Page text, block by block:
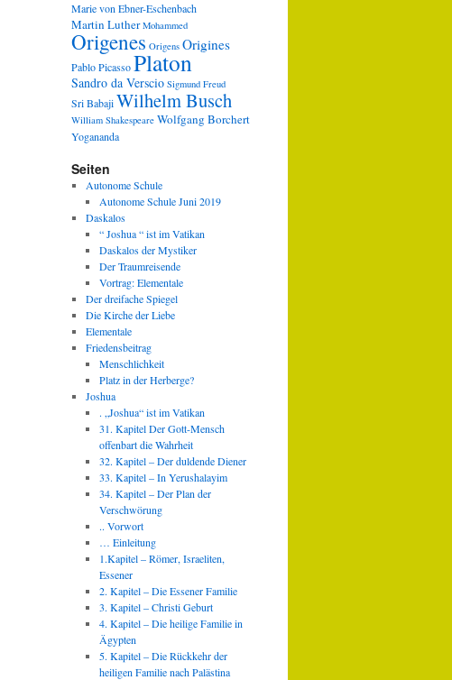
Marie von Ebner-Eschenbach
Martin Luther Mohammed
Origenes Origens Origines
Pablo PicassoPlaton
Sandro da Verscio Sigmund Freud
Sri BabajiWilhelm Busch
William Shakespeare Wolfgang Borchert
Yogananda
Seiten
Autonome Schule
Autonome Schule Juni 2019
Daskalos
“ Joshua “ ist im Vatikan
Daskalos der Mystiker
Der Traumreisende
Vortrag: Elementale
Der dreifache Spiegel
Die Kirche der Liebe
Elementale
Friedensbeitrag
Menschlichkeit
Platz in der Herberge?
Joshua
. „Joshua“ ist im Vatikan
31. Kapitel Der Gott-Mensch
offenbart die Wahrheit
32. Kapitel – Der duldende Diener
33. Kapitel – In Yerushalayim
34. Kapitel – Der Plan der
Verschwörung
.. Vorwort
… Einleitung
1.Kapitel – Römer, Israeliten,
Essener
2. Kapitel – Die Essener Familie
3. Kapitel – Christi Geburt
4. Kapitel – Die heilige Familie in
Ägypten
5. Kapitel – Die Rückkehr der
heiligen Familie nach Palästina